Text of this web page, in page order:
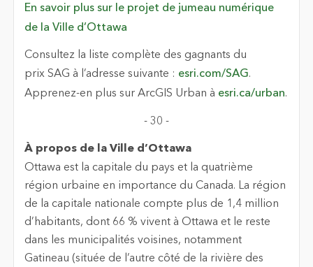
En savoir plus sur le projet de jumeau numérique
de la Ville d’Ottawa
Consultez la liste complète des gagnants du
prix SAG à l’adresse suivante : esri.com/SAG.
Apprenez-en plus sur ArcGIS Urban à esri.ca/urban.
- 30 -
À propos de la Ville d’Ottawa
Ottawa est la capitale du pays et la quatrième
région urbaine en importance du Canada. La région
de la capitale nationale compte plus de 1,4 million
d’habitants, dont 66 % vivent à Ottawa et le reste
dans les municipalités voisines, notamment
Gatineau (située de l’autre côté de la rivière des